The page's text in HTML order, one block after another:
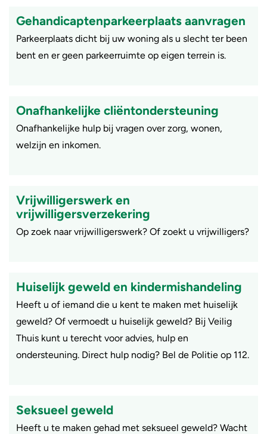
Gehandicaptenparkeerplaats aanvragen
​Parkeerplaats dicht bij uw woning als u slecht ter been
bent en er geen parkeerruimte op eigen terrein is.
Onafhankelijke cliëntondersteuning
Onafhankelijke hulp bij vragen over zorg, wonen,
welzijn en inkomen.
Vrijwilligerswerk en
vrijwilligersverzekering
​Op zoek naar vrijwilligerswerk? Of zoekt u vrijwilligers?
Huiselijk geweld en kindermishandeling
Heeft u of iemand die u kent te maken met huiselijk
geweld? Of vermoedt u huiselijk geweld? Bij Veilig
Thuis kunt u terecht voor advies, hulp en
ondersteuning. Direct hulp nodig? Bel de Politie op 112.
Seksueel geweld
Heeft u te maken gehad met seksueel geweld? Wacht